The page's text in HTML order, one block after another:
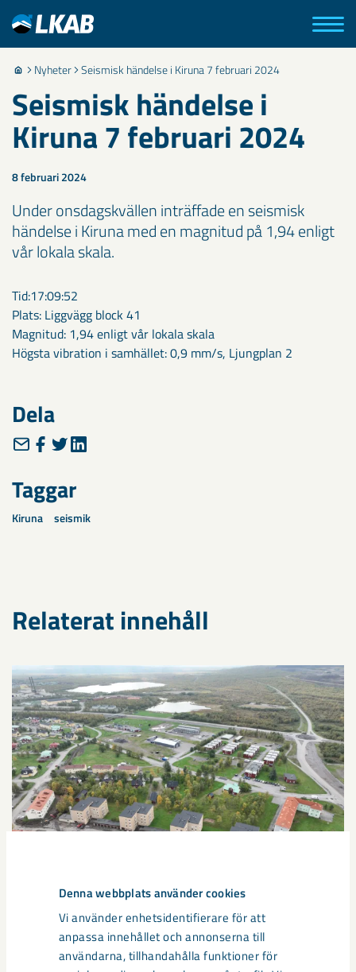
Denna webbplats använder cookies
Vi använder enhetsidentifierare för att
anpassa innehållet och annonserna till
användarna, tillhandahålla funktioner för
Nyheter Seismisk händelse i Kiruna 7 februari 2024
Seismisk händelse i
Kiruna 7 februari 2024
8 februari 2024
Under onsdagskvällen inträffade en seismisk
händelse i Kiruna med en magnitud på 1,94 enligt
vår lokala skala.
Tid:17:09:52
Plats: Liggvägg block 41
Magnitud: 1,94 enligt vår lokala skala
Högsta vibration i samhället: 0,9 mm/s, Ljungplan 2
Dela
Taggar
Kiruna seismik
Relaterat innehåll
Sibirien-området i gamla Kiruna
centrum avvecklas under 2026